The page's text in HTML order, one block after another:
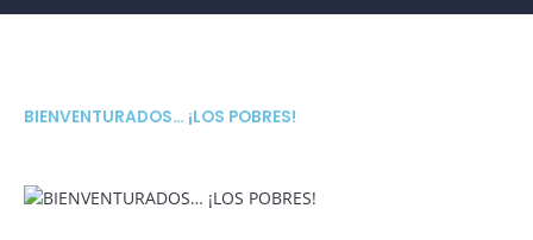
BIENVENTURADOS… ¡LOS POBRES!